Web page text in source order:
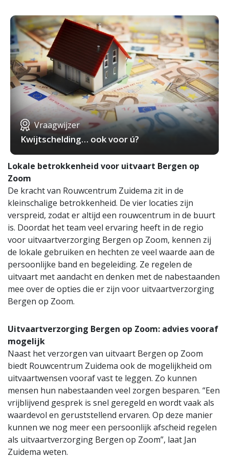
Vraagwijzer
Kwijtschelding… ook voor ú?
Lokale betrokkenheid voor uitvaart Bergen op
Zoom
De kracht van Rouwcentrum Zuidema zit in de
kleinschalige betrokkenheid. De vier locaties zijn
verspreid, zodat er altijd een rouwcentrum in de buurt
is. Doordat het team veel ervaring heeft in de regio
voor uitvaartverzorging Bergen op Zoom, kennen zij
de lokale gebruiken en hechten ze veel waarde aan de
persoonlijke band en begeleiding. Ze regelen de
uitvaart met aandacht en denken met de nabestaanden
mee over de opties die er zijn voor uitvaartverzorging
Bergen op Zoom.
Uitvaartverzorging Bergen op Zoom: advies vooraf
mogelijk
Naast het verzorgen van uitvaart Bergen op Zoom
biedt Rouwcentrum Zuidema ook de mogelijkheid om
uitvaartwensen vooraf vast te leggen. Zo kunnen
mensen hun nabestaanden veel zorgen besparen. “Een
vrijblijvend gesprek is snel geregeld en wordt vaak als
waardevol en geruststellend ervaren. Op deze manier
kunnen we nog meer een persoonlijk afscheid regelen
als uitvaartverzorging Bergen op Zoom”, laat Jan
Zuidema weten.